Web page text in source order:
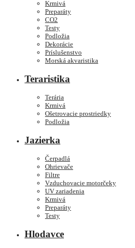
Krmivá
Preparáty
CO2
Testy
Podložia
Dekorácie
Príslušenstvo
Morská akvaristika
Teraristika
Terária
Krmivá
Ošetrovacie prostriedky
Podložia
Jazierka
Čerpadlá
Ohrievače
Filtre
Vzduchovacie motorčeky
UV zariadenia
Krmivá
Preparáty
Testy
Hlodavce